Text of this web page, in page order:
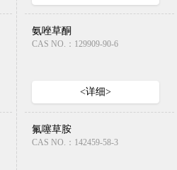
氨唑草酮
CAS NO.：129909-90-6
<详细>
氟噻草胺
CAS NO.：142459-58-3